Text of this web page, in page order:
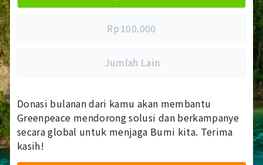
Rp 100.000
Jumlah Lain
Donasi bulanan dari kamu akan membantu
Greenpeace mendorong solusi dan berkampanye
secara global untuk menjaga Bumi kita. Terima
kasih!